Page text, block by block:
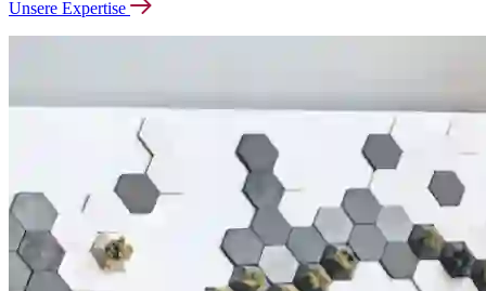
Unsere Expertise